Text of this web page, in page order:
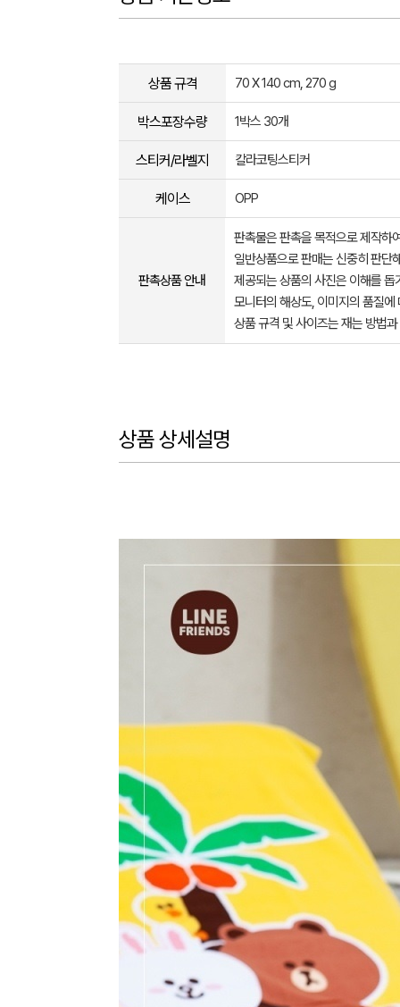
상품 규격 70 X 140 cm, 270 g
박스포장수량 1박스 30개
스티커/라벨지 칼라코팅스티커
케이스 OPP
판촉상품 안내
판촉물은 판촉을 목적으로 제작하
일반상품으로 판매는 신중히 판단
제공되는 상품의 사진은 이해를
모니터의 해상도, 이미지의 품질
상품 규격 및 사이즈는 재는 방법
상품 상세설명